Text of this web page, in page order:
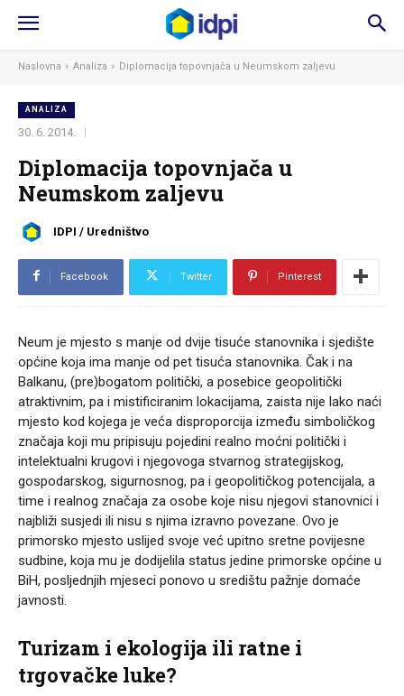
Naslovna Analiza Diplomacija topovnjača u Neumskom zaljevu
ANALIZA
30. 6. 2014.
Diplomacija topovnjača u
Neumskom zaljevu
IDPI / Uredništvo
Facebook Twitter Pinterest
Neum je mjesto s manje od dvije tisuće stanovnika i sjedište
općine koja ima manje od pet tisuća stanovnika. Čak i na
Balkanu, (pre)bogatom politički, a posebice geopolitički
atraktivnim, pa i mistificiranim lokacijama, zaista nije lako naći
mjesto kod kojega je veća disproporcija između simboličkog
značaja koji mu pripisuju pojedini realno moćni politički i
intelektualni krugovi i njegovoga stvarnog strategijskog,
gospodarskog, sigurnosnog, pa i geopolitičkog potencijala, a
time i realnog značaja za osobe koje nisu njegovi stanovnici i
najbliži susjedi ili nisu s njima izravno povezane. Ovo je
primorsko mjesto uslijed svoje već upitno sretne povijesne
sudbine, koja mu je dodijelila status jedine primorske općine u
BiH, posljednjih mjeseci ponovo u središtu pažnje domaće
javnosti.
Turizam i ekologija ili ratne i
trgovačke luke?